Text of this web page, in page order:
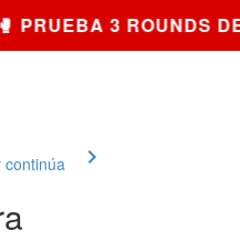
3 ROUNDS
continúa